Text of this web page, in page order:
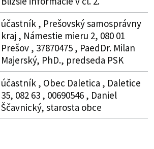
účastník , Prešovský samosprávny
kraj , Námestie mieru 2, 080 01
Prešov , 37870475 , PaedDr. Milan
Majerský, PhD., predseda PSK
účastník , Obec Daletica , Daletice
35, 082 63 , 00690546 , Daniel
Ščavnický, starosta obce